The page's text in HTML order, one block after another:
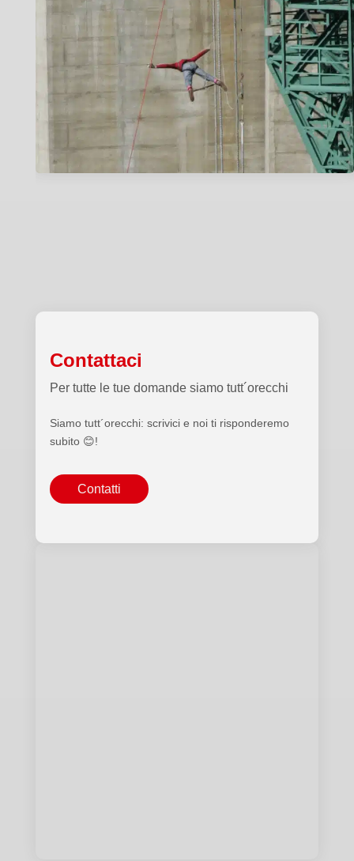
Contattaci
Per tutte le tue domande siamo tutt´orecchi
Siamo tutt´orecchi: scrivici e noi ti risponderemo
subito 😊!
Contatti